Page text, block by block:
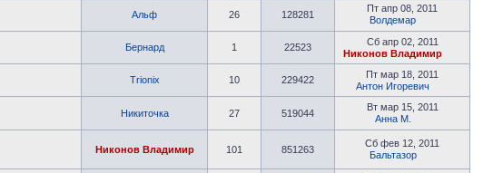
Альф 26 128281
Пт апр 08, 2011
Волдемар
Бернард 1 22523
Сб апр 02, 2011
Никонов Владимир
Trionix 10 229422
Пт мар 18, 2011
Антон Игоревич
Никиточка 27 519044
Вт мар 15, 2011
Анна М.
Никонов Владимир 101 851263
Сб фев 12, 2011
Бальтазор